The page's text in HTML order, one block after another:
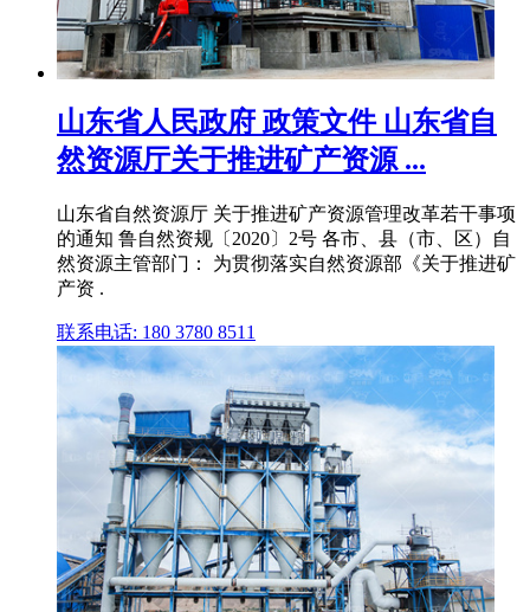
山东省人民政府 政策文件 山东省自
然资源厅关于推进矿产资源 ...
山东省自然资源厅 关于推进矿产资源管理改革若干事项
的通知 鲁自然资规〔2020〕2号 各市、县（市、区）自
然资源主管部门： 为贯彻落实自然资源部《关于推进矿
产资 .
联系电话: 180 3780 8511